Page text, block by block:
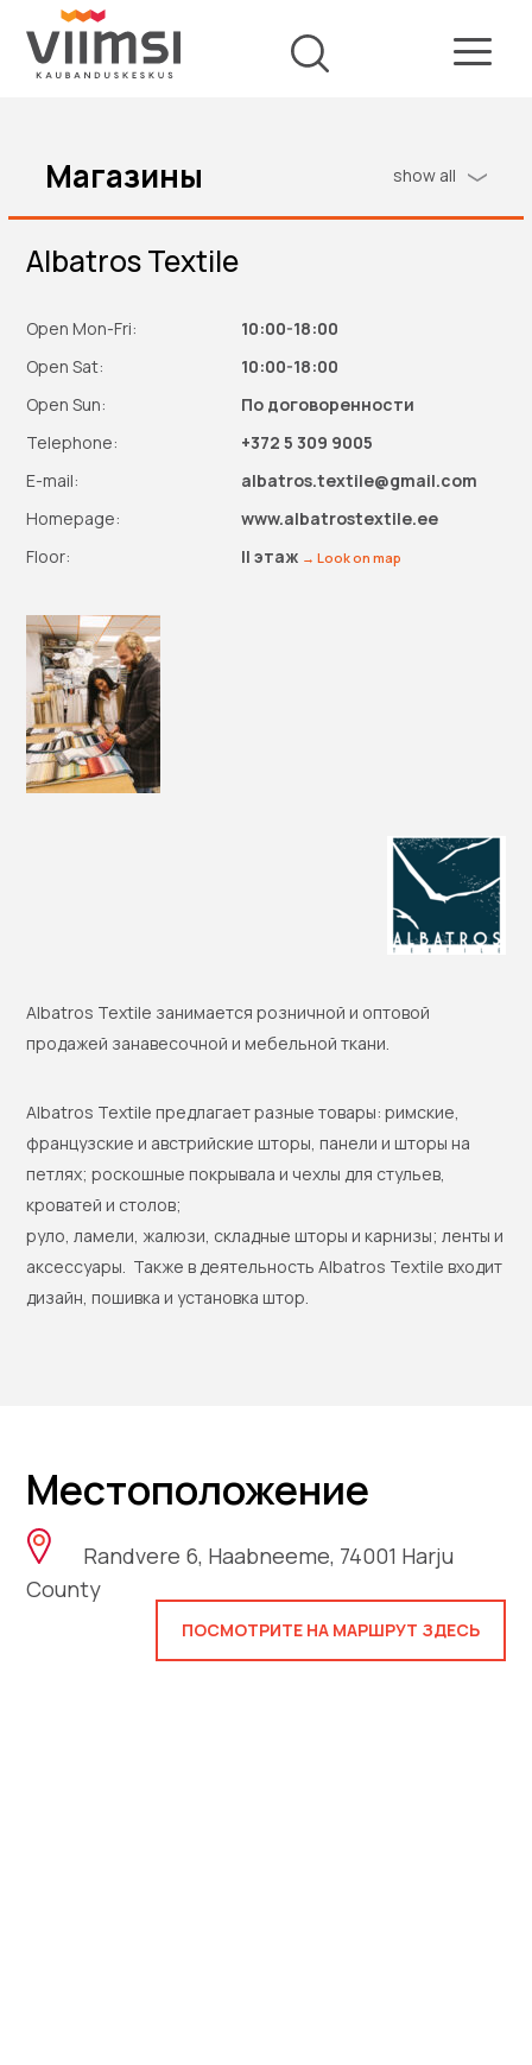
Магазины show all
Albatros Textile
Open Mon-Fri:
Open Sat:
Open Sun:
Telephone:
E-mail:
Homepage:
Floor:
10:00-18:00
10:00-18:00
По договоренности
+372 5 309 9005
albatros.textile@gmail.com
www.albatrostextile.ee
II этаж → Look on map
Albatros Textile занимается розничной и оптовой
продажей занавесочной и мебельной ткани.
Albatros Textile предлагает разные товары: римские,
французские и австрийские шторы, панели и шторы на
петлях; роскошные покрывала и чехлы для стульев,
кроватей и столов;
руло, ламели, жалюзи, складные шторы и карнизы; ленты и
аксессуары. Также в деятельность Albatros Textile входит
дизайн, пошивка и установка штор.
Местоположение
Randvere 6, Haabneeme, 74001 Harju
County
ПОСМОТРИТЕ НА МАРШРУТ ЗДЕСЬ